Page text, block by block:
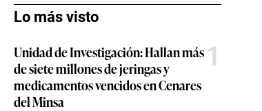
Lo más visto
Unidad de Investigación: Hallan más
de siete millones de jeringas y
medicamentos vencidos en Cenares
del Minsa
1